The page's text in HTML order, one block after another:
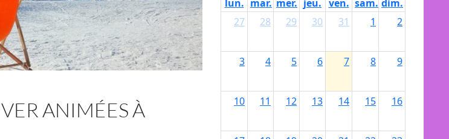
ANIMÉES À